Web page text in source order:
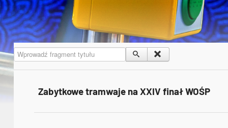
Wprowadź fragment tytułu
Zabytkowe tramwaje na XXIV finał WOŚP